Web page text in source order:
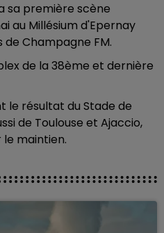
sa première scène
au Millésium d'Epernay
Champagne FM.
de la 38ème et dernière
le résultat du Stade de
de Toulouse et Ajaccio,
le maintien.